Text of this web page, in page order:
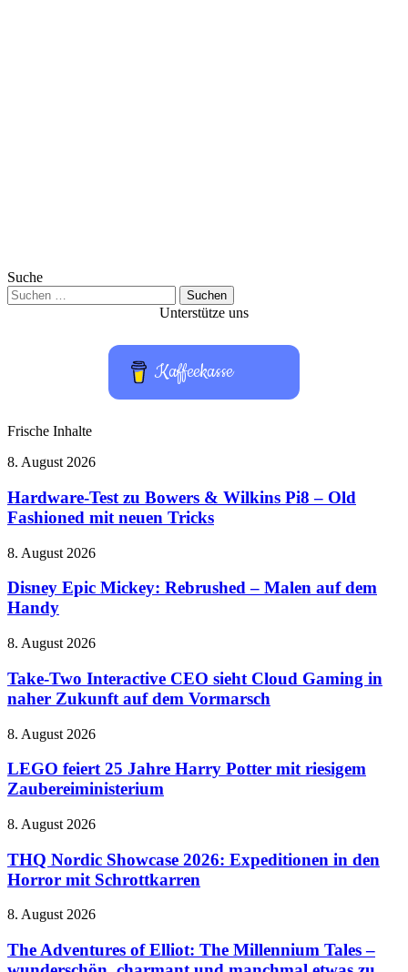
Suche
Suchen
nach:
Unterstütze uns
Kaffeekasse
Frische Inhalte
Hardware-
zu
Bowers
&
Pi8
Old
Fashioned
neuen
8. August 2026
Hardware-Test zu Bowers & Wilkins Pi8 – Old
Fashioned mit neuen Tricks
Disney
Mickey:
Rebrushed
–
auf
Handy
8. August 2026
Disney Epic Mickey: Rebrushed – Malen auf dem
Handy
Take-
Interactive
CEO
sieht
Gaming
naher
Zukunft
dem
8. August 2026
Take-Two Interactive CEO sieht Cloud Gaming in
naher Zukunft auf dem Vormarsch
LEGO
25
Jahre
Harry
mit
Zaubereiministerium
8. August 2026
LEGO feiert 25 Jahre Harry Potter mit riesigem
Zaubereiministerium
THQ
Showcase
2026:
Expeditionen
den
mit
8. August 2026
THQ Nordic Showcase 2026: Expeditionen in den
Horror mit Schrottkarren
The
of
Elliot:
8. August 2026
The Adventures of Elliot: The Millennium Tales –